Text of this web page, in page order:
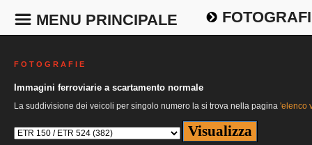
MENU PRINCIPALE
F O T O G R A F I E
Immagini ferroviarie a scartamento normale
La suddivisione dei veicoli per singolo numero la si trova nella pagina 'elenco